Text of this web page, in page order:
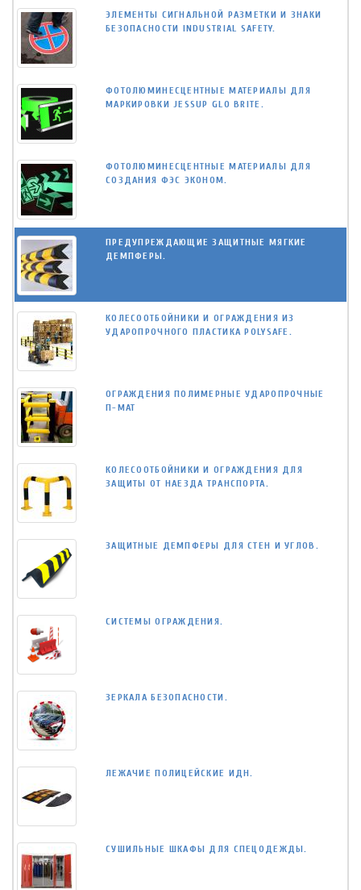
ЭЛЕМЕНТЫ СИГНАЛЬНОЙ РАЗМЕТКИ И ЗНАКИ
БЕЗОПАСНОСТИ INDUSTRIAL SAFETY.
ФОТОЛЮМИНЕСЦЕНТНЫЕ МАТЕРИАЛЫ ДЛЯ
МАРКИРОВКИ JESSUP GLO BRITE.
ФОТОЛЮМИНЕСЦЕНТНЫЕ МАТЕРИАЛЫ ДЛЯ
СОЗДАНИЯ ФЭС ЭКОНОМ.
ПРЕДУПРЕЖДАЮЩИЕ ЗАЩИТНЫЕ МЯГКИЕ
ДЕМПФЕРЫ.
КОЛЕСООТБОЙНИКИ И ОГРАЖДЕНИЯ ИЗ
УДАРОПРОЧНОГО ПЛАСТИКА POLYSAFE.
ОГРАЖДЕНИЯ ПОЛИМЕРНЫЕ УДАРОПРОЧНЫЕ
П-МАТ
КОЛЕСООТБОЙНИКИ И ОГРАЖДЕНИЯ ДЛЯ
ЗАЩИТЫ ОТ НАЕЗДА ТРАНСПОРТА.
ЗАЩИТНЫЕ ДЕМПФЕРЫ ДЛЯ СТЕН И УГЛОВ.
СИСТЕМЫ ОГРАЖДЕНИЯ.
ЗЕРКАЛА БЕЗОПАСНОСТИ.
ЛЕЖАЧИЕ ПОЛИЦЕЙСКИЕ ИДН.
СУШИЛЬНЫЕ ШКАФЫ ДЛЯ СПЕЦОДЕЖДЫ.